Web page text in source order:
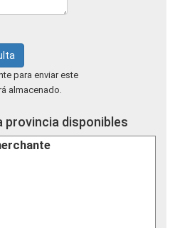
para enviar este
almacenado.
provincia disponibles